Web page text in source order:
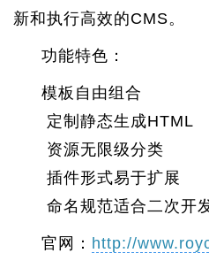
新和执行高效的CMS。
功能特色：
模板自由组合
定制静态生成HTML
资源无限级分类
插件形式易于扩展
命名规范适合二次开
官网： http://